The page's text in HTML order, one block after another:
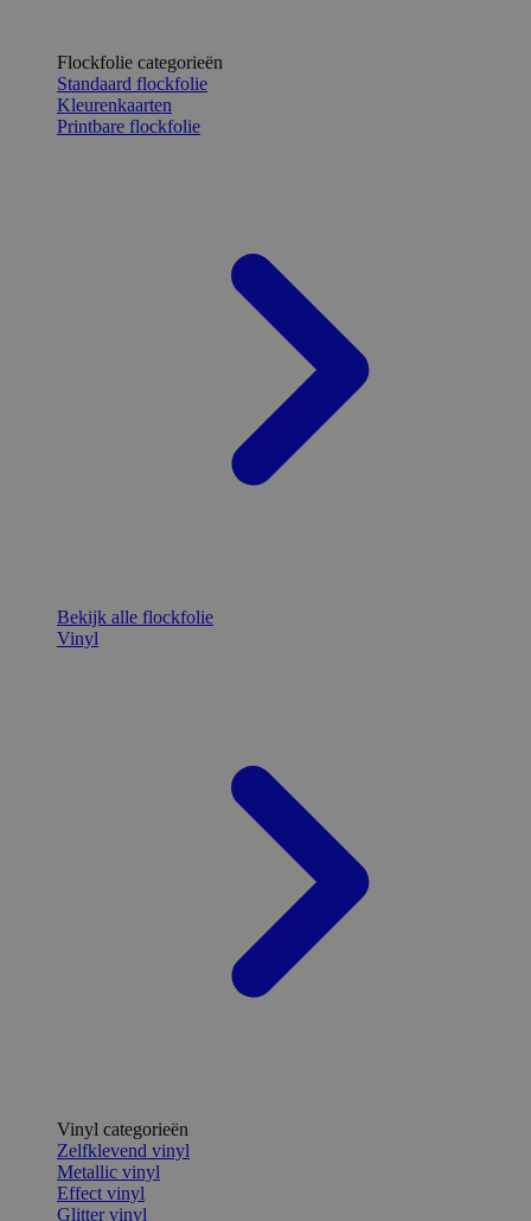
Flockfolie categorieën
Standaard flockfolie
Kleurenkaarten
Printbare flockfolie
Bekijk alle flockfolie
Vinyl
Vinyl categorieën
Zelfklevend vinyl
Metallic vinyl
Effect vinyl
Glitter vinyl